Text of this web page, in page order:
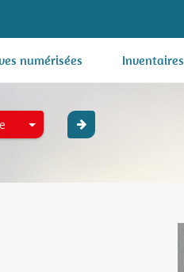
numérisées Inventaires